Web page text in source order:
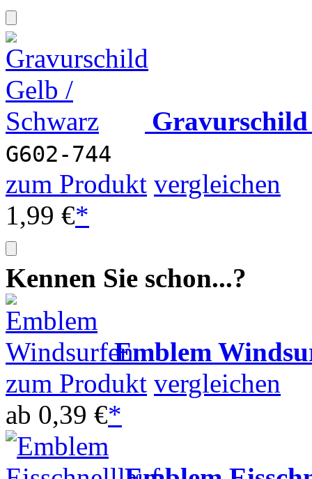
G602-744
zum Produkt vergleichen
1,99 €*
Kennen Sie schon...?
Emblem
zum Produkt vergleichen
ab 0,39 €*